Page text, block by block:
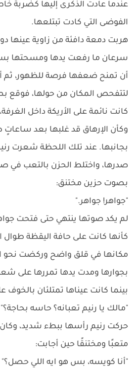
عندما عادت الذكرى إليها كضربة
الفوضى التي كادت تبتلعها.
هربت دمعة دافئة من زاوية عينها
سرعان ما رفعت يدها ومسحتها
أن تمنح ضعفها فرصة للظهور، ثم
لتتفحص المكان من حولها، فوقع
كانت نائمة على الأريكة داخل
وكأن الإرهاق قد غلبها بعد
بجانبها. عند تلك اللحظة شعرت
صدرها، واختلط الحزن بالتعب في
بصوت حزين مختنق:
"جواهر! جواهر."
لم يكد صوتها ينتهي حتى فتحت
كأنها كانت على حافة اليقظة
مكانها في قلق واضح وركضت نحو
بجوارها ومدت يدها تمررها على
بينما كانت عيناها تمتلئان بالخوف
"مالك يا رنيم تعبانه؟ حاسه بحاجة؟"
حركت رنيم رأسها ببطء شديد،
متعبًا ومختنقًا حين أجابت:
"أنا كويسه، بس هو ايه اللي حصل؟"